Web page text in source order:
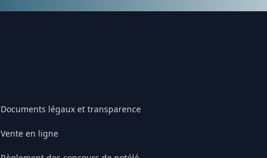
Documents légaux et transparence
Vente en ligne